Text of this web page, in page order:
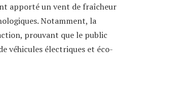
apporté un vent de fraîcheur
Notamment, la
prouvant que le public
véhicules électriques et éco-